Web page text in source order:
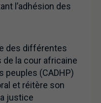
l’adhésion des
des différentes
la cour africaine
peuples (CADHP)
et réitère son
justice